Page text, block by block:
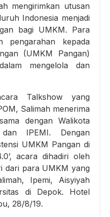
mengirimkan utusan
Indonesia menjadi
bagi UMKM. Para
pengarahan kepada
(UMKM Pangan)
mengelola dan
Talkshow yang
Salimah menerima
dengan Walikota
IPEMI. Dengan
UMKM Pangan di
acara dihadiri oleh
dari para UMKM yang
Ipemi, Aisyiyah
di Depok. Hotel
28/8/19.